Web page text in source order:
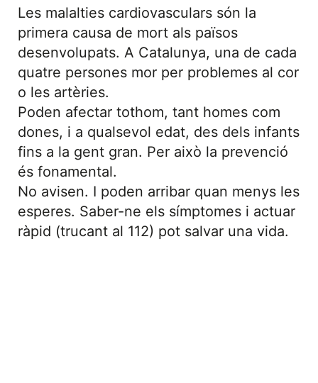
Les malalties cardiovasculars són la
primera causa de mort als països
desenvolupats. A Catalunya, una de cada
quatre persones mor per problemes al cor
o les artèries.
Poden afectar tothom, tant homes com
dones, i a qualsevol edat, des dels infants
fins a la gent gran. Per això la prevenció
és fonamental.
No avisen. I poden arribar quan menys les
esperes. Saber-ne els símptomes i actuar
ràpid (trucant al 112) pot salvar una vida.